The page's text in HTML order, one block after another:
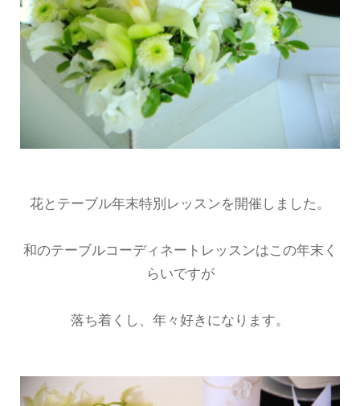
花とテーブル年末特別レッスンを開催しました。
和のテーブルコーディネートレッスンはこの年末く
らいですが
落ち着くし、年々好きになります。